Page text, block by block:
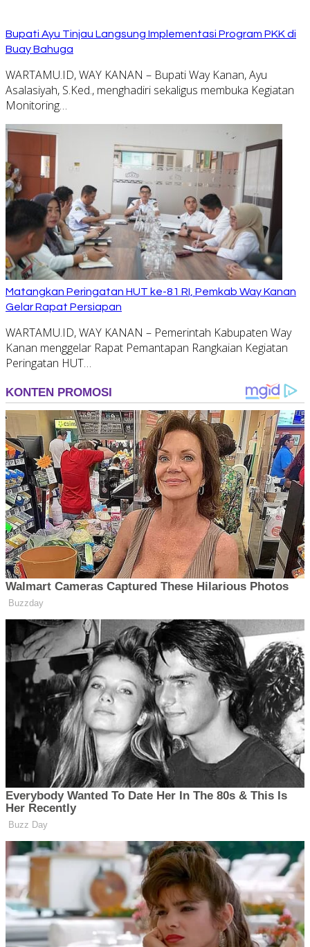
Bupati Ayu Tinjau Langsung Implementasi Program PKK di
Buay Bahuga
WARTAMU.ID, WAY KANAN – Bupati Way Kanan, Ayu
Asalasiyah, S.Ked., menghadiri sekaligus membuka Kegiatan
Monitoring…
Matangkan Peringatan HUT ke-81 RI, Pemkab Way Kanan
Gelar Rapat Persiapan
WARTAMU.ID, WAY KANAN – Pemerintah Kabupaten Way
Kanan menggelar Rapat Pemantapan Rangkaian Kegiatan
Peringatan HUT…